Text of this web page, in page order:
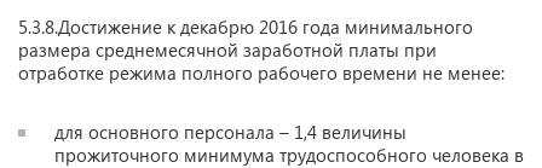
5.3.8.Достижение к декабрю 2016 года минимального
размера среднемесячной заработной платы при
отработке режима полного рабочего времени не менее:
для основного персонала – 1,4 величины
прожиточного минимума трудоспособного человека в